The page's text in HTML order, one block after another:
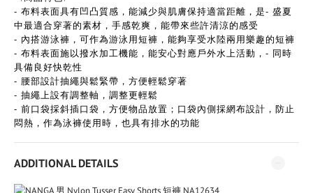
- 布料表面具有凹凸質感，能減少與肌膚保持適當距離，是- 盛夏
中最適合穿著的素材，手感乾爽，能帶來些許清涼的感受
- 內搭游泳褲，可作為游泳用短褲，能夠享受水陸兩用樂趣的短褲
- 布料表面施以撥水加工機能，能安心對應戶外水上活動，- 同時
具備良好快乾性
- 腰部設計抽繩與鬆緊帶，方便輕鬆穿著
- 抽繩上設有調整軸，調整更輕鬆
- 前口袋採斜插口袋，方便物品放置；口袋內側採網布設計，防止
悶熱，作為泳褲使用時，也具有排水的功能
ADDITIONAL DETAILS